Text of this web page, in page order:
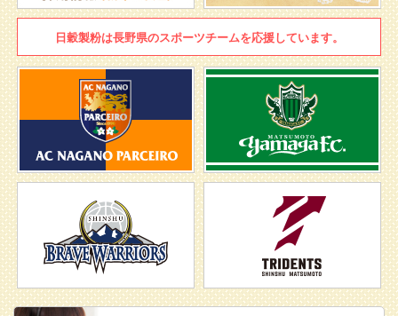
日穀製粉は長野県のスポーツチームを応援しています。